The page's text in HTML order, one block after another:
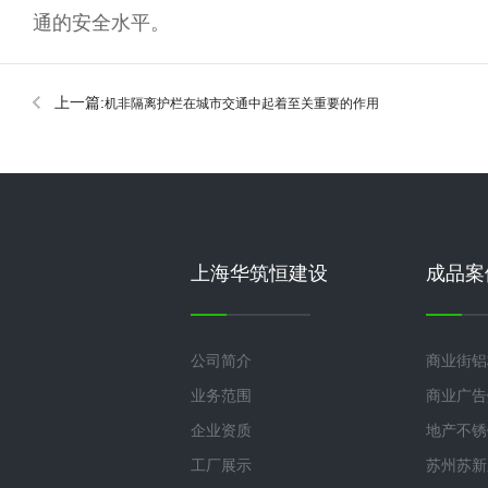
通的安全水平。
上一篇:机非隔离护栏在城市交通中起着至关重要的作用
上海华筑恒建设
公司简介
业务范围
企业资质
工厂展示
成品
商业街
商业广
地产不
苏州苏